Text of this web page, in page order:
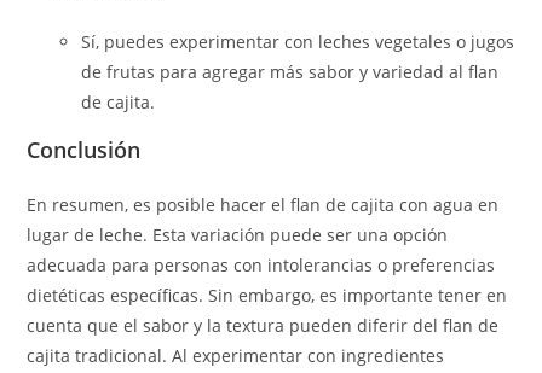
Sí, puedes experimentar con leches vegetales o jugos
de frutas para agregar más sabor y variedad al flan
de cajita.
Conclusión
En resumen, es posible hacer el flan de cajita con agua en
lugar de leche. Esta variación puede ser una opción
adecuada para personas con intolerancias o preferencias
dietéticas específicas. Sin embargo, es importante tener en
cuenta que el sabor y la textura pueden diferir del flan de
cajita tradicional. Al experimentar con ingredientes